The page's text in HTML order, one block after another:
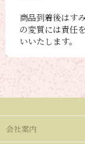
商品到着後はす
の変質には責任
いいたします。
会社案内